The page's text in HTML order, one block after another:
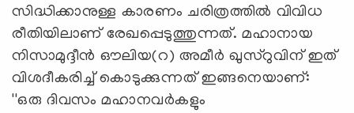
സിദ്ധിക്കാനുള്ള കാരണം ചരിത്രത്തില്‍ വിവിധ
രീതിയിലാണ് രേഖപ്പെടുത്തുന്നത്. മഹാനായ
നിസാമുദ്ദീന്‍ ഔലിയ(റ) അമീര്‍ ഖുസ്‌റുവിന് ഇത്
വിശദീകരിച്ച് കൊടുക്കുന്നത് ഇങ്ങനെയാണ്:
''ഒരു ദിവസം മഹാനവര്‍കളും